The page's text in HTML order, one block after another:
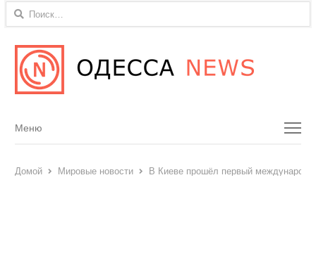
Найти:
Menu
Меню
Домой Мировые новости В Киеве прошёл первый